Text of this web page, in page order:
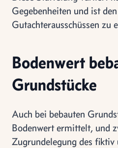
Gegebenheiten und ist
Gutachterausschüssen zu
Bodenwert
Grundstücke
Auch bei bebauten
Bodenwert ermittelt, und
Zugrundelegung des fiktiv